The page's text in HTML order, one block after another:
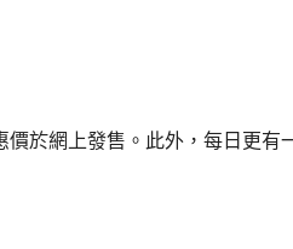
於網上發售。此外，每日更有